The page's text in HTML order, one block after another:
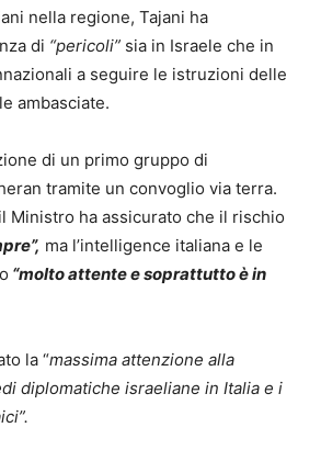
nella regione, Tajani ha
di “pericoli” sia in Israele che in
a seguire le istruzioni delle
ambasciate.
di un primo gruppo di
tramite un convoglio via terra.
Ministro ha assicurato che il rischio
ma l’intelligence italiana e le
“molto attente e soprattutto è in
la “massima attenzione alla
diplomatiche israeliane in Italia e i